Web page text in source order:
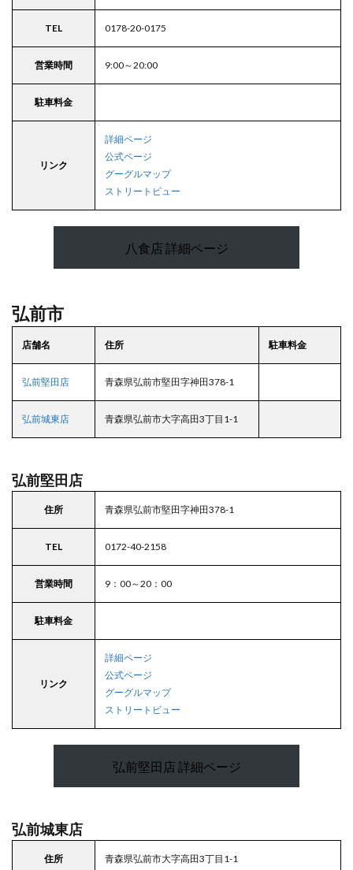
TEL 0178-20-0175
営業時間 9:00～20:00
駐車料金
リンク
詳細ページ
公式ページ
グーグルマップ
ストリートビュー
八食店 詳細ページ
弘前市
店舗名 住所 駐車料金
弘前堅田店 青森県弘前市堅田字神田378-1
弘前城東店 青森県弘前市大字高田3丁目1-1
弘前堅田店
住所 青森県弘前市堅田字神田378-1
TEL 0172-40-2158
営業時間 9：00～20：00
駐車料金
リンク
詳細ページ
公式ページ
グーグルマップ
ストリートビュー
弘前堅田店 詳細ページ
弘前城東店
住所 青森県弘前市大字高田3丁目1-1